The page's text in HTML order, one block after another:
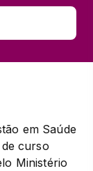
em Saúde
curso
Ministério